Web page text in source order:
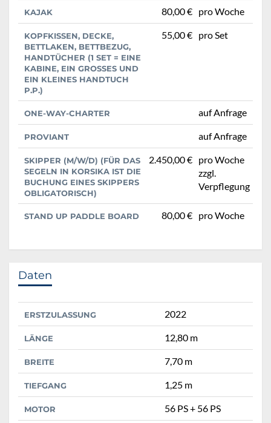
KAJAK 80,00 € pro Woche
KOPFKISSEN, DECKE,
BETTLAKEN, BETTBEZUG,
HANDTÜCHER (1 SET = EINE
KABINE, EIN GROSSES UND E
IN KLEINES HANDTUCH P
.P.)
55,00 € pro Set
ONE-WAY-CHARTER auf Anfrage
PROVIANT auf Anfrage
SKIPPER (M/W/D) (FÜR DAS
SEGELN IN KORSIKA IST DIE
BUCHUNG EINES SKIPPERS
OBLIGATORISCH)
2.450,00 € pro Woche
zzgl.
Verpflegung
STAND UP PADDLE BOARD 80,00 € pro Woche
Daten
ERSTZULASSUNG 2022
LÄNGE 12,80 m
BREITE 7,70 m
TIEFGANG 1,25 m
MOTOR 56 PS + 56 PS